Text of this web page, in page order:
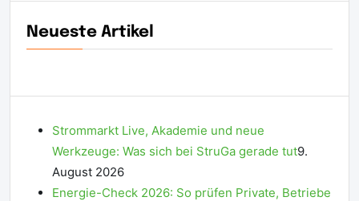
Neueste Artikel
Strommarkt Live, Akademie und neue
Werkzeuge: Was sich bei StruGa gerade tut9.
August 2026
Energie-Check 2026: So prüfen Private, Betriebe